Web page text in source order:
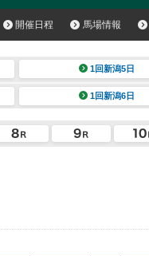
開催日程 馬場情報
1回新潟5日
1回新潟6日